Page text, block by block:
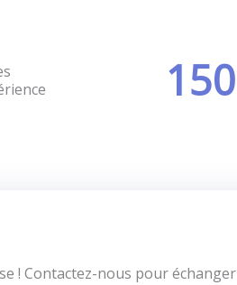
150
! Contactez-nous pour échanger